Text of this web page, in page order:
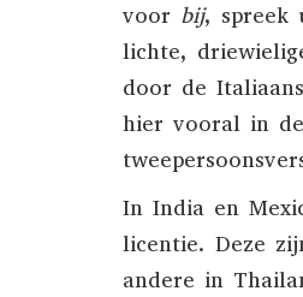
voor bij, spreek
lichte,
door de
hier vooral in
In India en
licentie. Deze
andere in